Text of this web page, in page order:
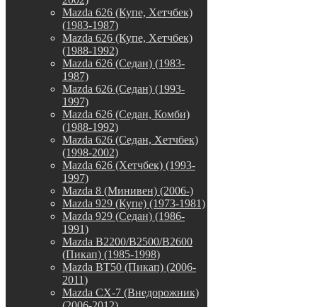
Mazda 626 (Купе, Хетчбек)
(1983-1987)
Mazda 626 (Купе, Хетчбек)
(1988-1992)
Mazda 626 (Седан) (1983-
1987)
Mazda 626 (Седан) (1993-
1997)
Mazda 626 (Седан, Комби)
(1988-1992)
Mazda 626 (Седан, Хетчбек)
(1998-2002)
Mazda 626 (Хетчбек) (1993-
1997)
Mazda 8 (Минивен) (2006-)
Mazda 929 (Купе) (1973-1981)
Mazda 929 (Седан) (1986-
1991)
Mazda B2200/B2500/B2600
(Пикап) (1985-1998)
Mazda BT50 (Пикап) (2006-
2011)
Mazda CX-7 (Внедорожник)